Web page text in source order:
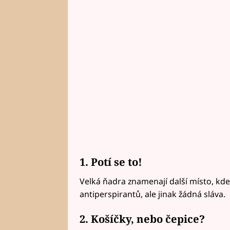
1. Potí se to!
Velká ňadra znamenají další místo,
antiperspirantů, ale jinak žádná sláva.
2. Košíčky, nebo čepice?